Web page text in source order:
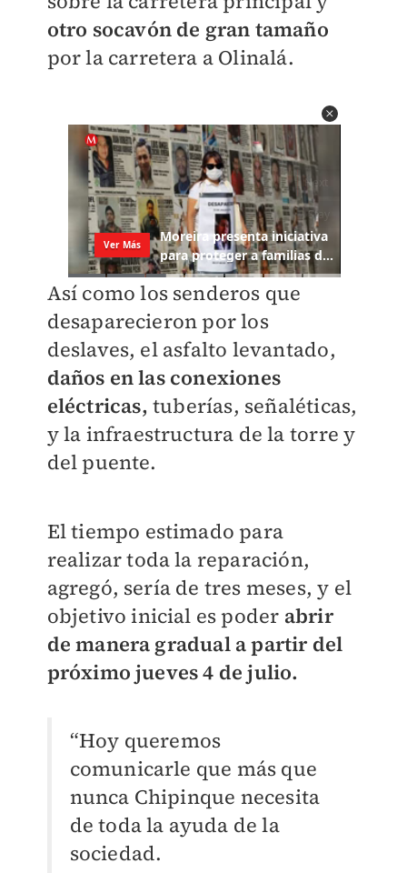
otro socavón de gran tamaño
por la carretera a Olinalá.
Así como los senderos que
desaparecieron por los
deslaves, el asfalto levantado,
daños en las conexiones
eléctricas, tuberías, señaléticas,
y la infraestructura de la torre y
del puente.
El tiempo estimado para
realizar toda la reparación,
agregó, sería de tres meses, y el
objetivo inicial es poder abrir
de manera gradual a partir del
próximo jueves 4 de julio.
“Hoy queremos
comunicarle que más que
nunca Chipinque necesita
de toda la ayuda de la
sociedad.